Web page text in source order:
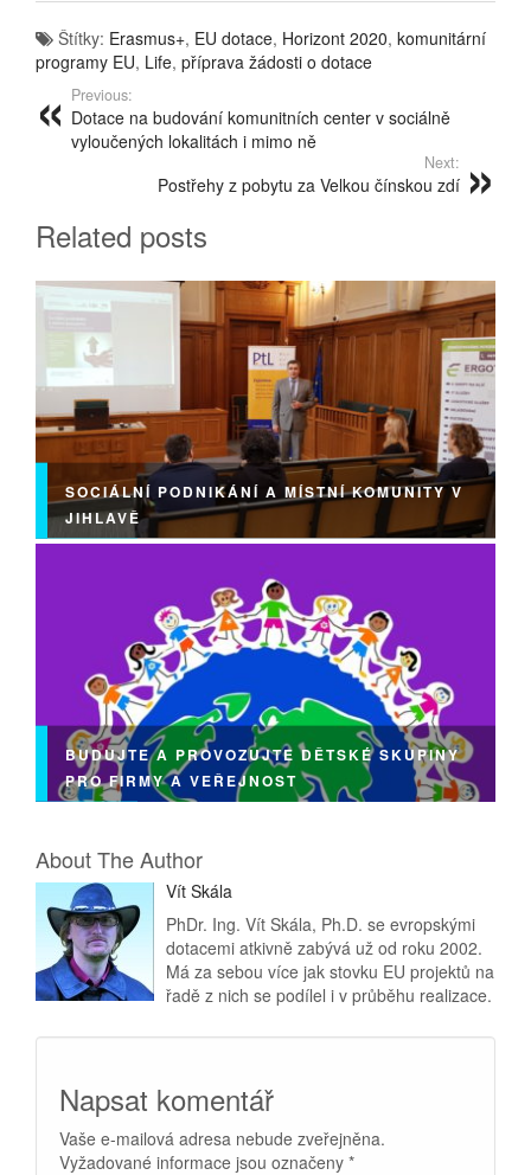
Štítky: Erasmus+, EU dotace, Horizont 2020, komunitární
programy EU, Life, příprava žádosti o dotace
Previous:
Dotace na budování komunitních center v sociálně
vyloučených lokalitách i mimo ně
Next:
Postřehy z pobytu za Velkou čínskou zdí
Related posts
SOCIÁLNÍ PODNIKÁNÍ A MÍSTNÍ KOMUNITY V
JIHLAVĚ
BUDUJTE A PROVOZUJTE DĚTSKÉ SKUPINY
PRO FIRMY A VEŘEJNOST
About The Author
Vít Skála
PhDr. Ing. Vít Skála, Ph.D. se evropskými
dotacemi atkivně zabývá už od roku 2002.
Má za sebou více jak stovku EU projektů na
řadě z nich se podílel i v průběhu realizace.
Napsat komentář
Vaše e-mailová adresa nebude zveřejněna.
Vyžadované informace jsou označeny *